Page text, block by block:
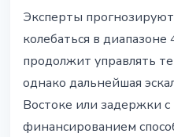
Эксперты
колебаться в
продолжит управлять
однако дальнейшая
Востоке или задержки
финансированием